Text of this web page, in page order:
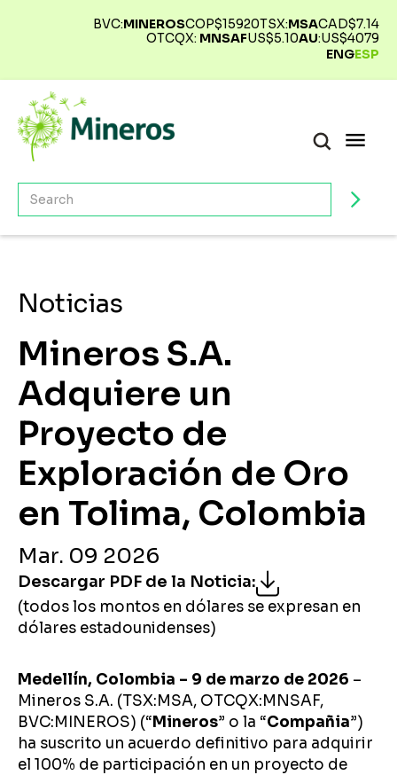
BVC:MINEROSCOP$15920TSX:MSACAD$7.14
OTCQX: MNSAFUS$5.10AU:US$4079
ENGESP
Noticias
Mineros S.A.
Adquiere un
Proyecto de
Exploración de Oro
en Tolima, Colombia
Mar. 09 2026
Descargar PDF de la Noticia:
(todos los montos en dólares se expresan en
dólares estadounidenses)
Medellín, Colombia – 9 de marzo de 2026 –
Mineros S.A. (TSX:MSA, OTCQX:MNSAF,
BVC:MINEROS) (“Mineros” o la “Compañia”)
ha suscrito un acuerdo definitivo para adquirir
el 100% de participación en un proyecto de